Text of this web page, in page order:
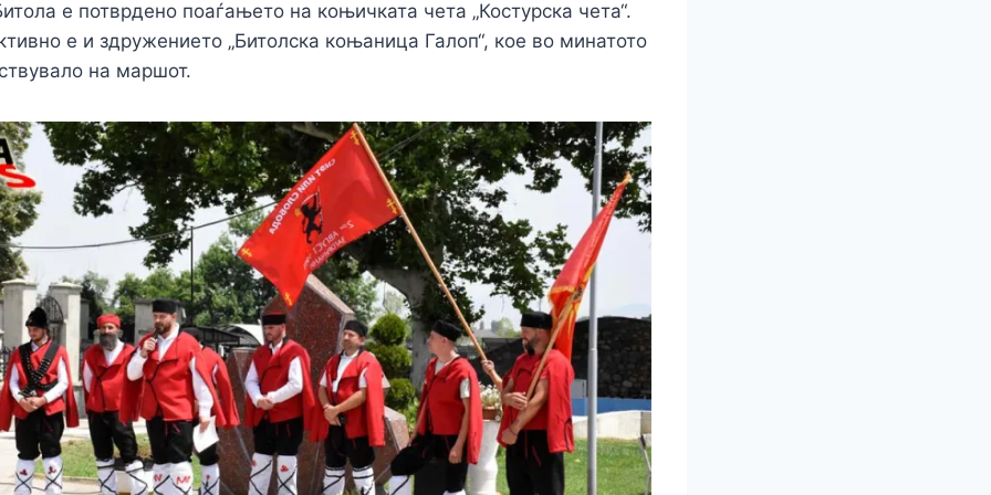
е потврдено поаѓањето на коњичката чета „Костурска чета“.
е и здружението „Битолска коњаница Галоп“, кое во минатото
на маршот.